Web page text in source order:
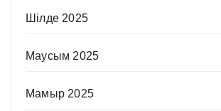
Шілде 2025
Маусым 2025
Мамыр 2025